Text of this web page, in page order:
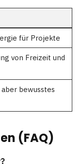
für Projekte
von Freizeit und
bewusstes
(FAQ)